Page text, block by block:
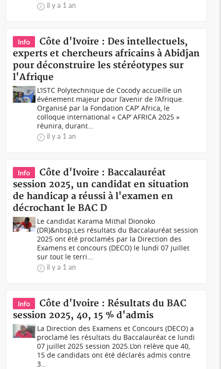
il y a 1 an
Info
Côte d'Ivoire : Des intellectuels,
experts et chercheurs africains à Abidjan
pour déconstruire les stéréotypes sur
l'Afrique
L’ISTC Polytechnique de Cocody accueille un
événement majeur pour l’avenir de l’Afrique.
Organisé par la Fondation CAP’ Africa, le
colloque international « CAP’ AFRICA 2025 »
réunira, durant...
il y a 1 an
Info
Côte d'Ivoire : Baccalauréat
session 2025, un candidat en situation
de handicap a réussi à l'examen en
décrochant le BAC D
Le candidat Karama Mithal Dionoko
(DR)&nbsp;Les résultats du Baccalauréat session
2025 ont été proclamés par la Direction des
Examens et concours (DECO) le lundi 07 juillet
sur tout le terri...
il y a 1 an
Info
Côte d'Ivoire : Résultats du BAC
session 2025, 40, 15 % d'admis
La Direction des Examens et Concours (DECO) a
proclamé les résultats du Baccalauréat ce lundi
07 juillet 2025 session 2025.L’on relève que 40,
15 de candidats ont été déclarés admis contre
3...